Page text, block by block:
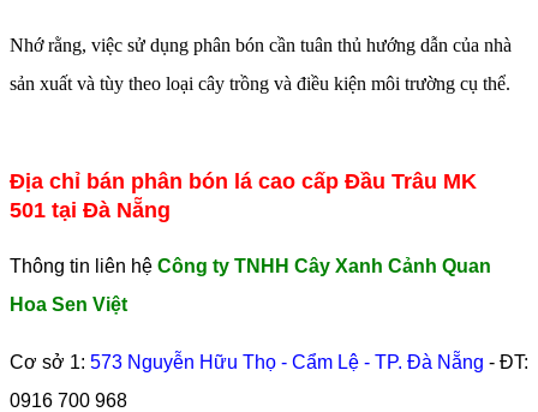
Nhớ rằng, việc sử dụng phân bón cần tuân thủ hướng dẫn của nhà
sản xuất và tùy theo loại cây trồng và điều kiện môi trường cụ thể.
Địa chỉ bán phân bón lá cao cấp Đầu Trâu MK
501 tại Đà Nẵng
Thông tin liên hệ Công ty TNHH Cây Xanh Cảnh Quan
Hoa Sen Việt
Cơ sở 1: 573 Nguyễn Hữu Thọ - Cẩm Lệ - TP. Đà Nẵng - ĐT:
0916 700 968